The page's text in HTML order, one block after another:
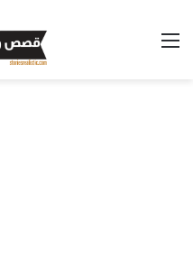
القائمة